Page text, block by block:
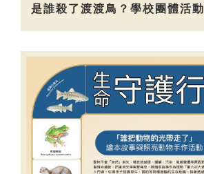
是誰殺了渡渡鳥？學校團體活動